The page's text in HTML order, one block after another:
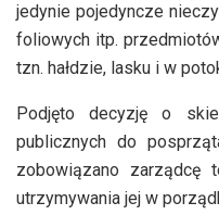
jedynie pojedyncze
foliowych itp.
tzn. hałdzie, lasku i w
Podjęto decyzję o
publicznych do
zobowiązano zarządcę
utrzymywania jej w